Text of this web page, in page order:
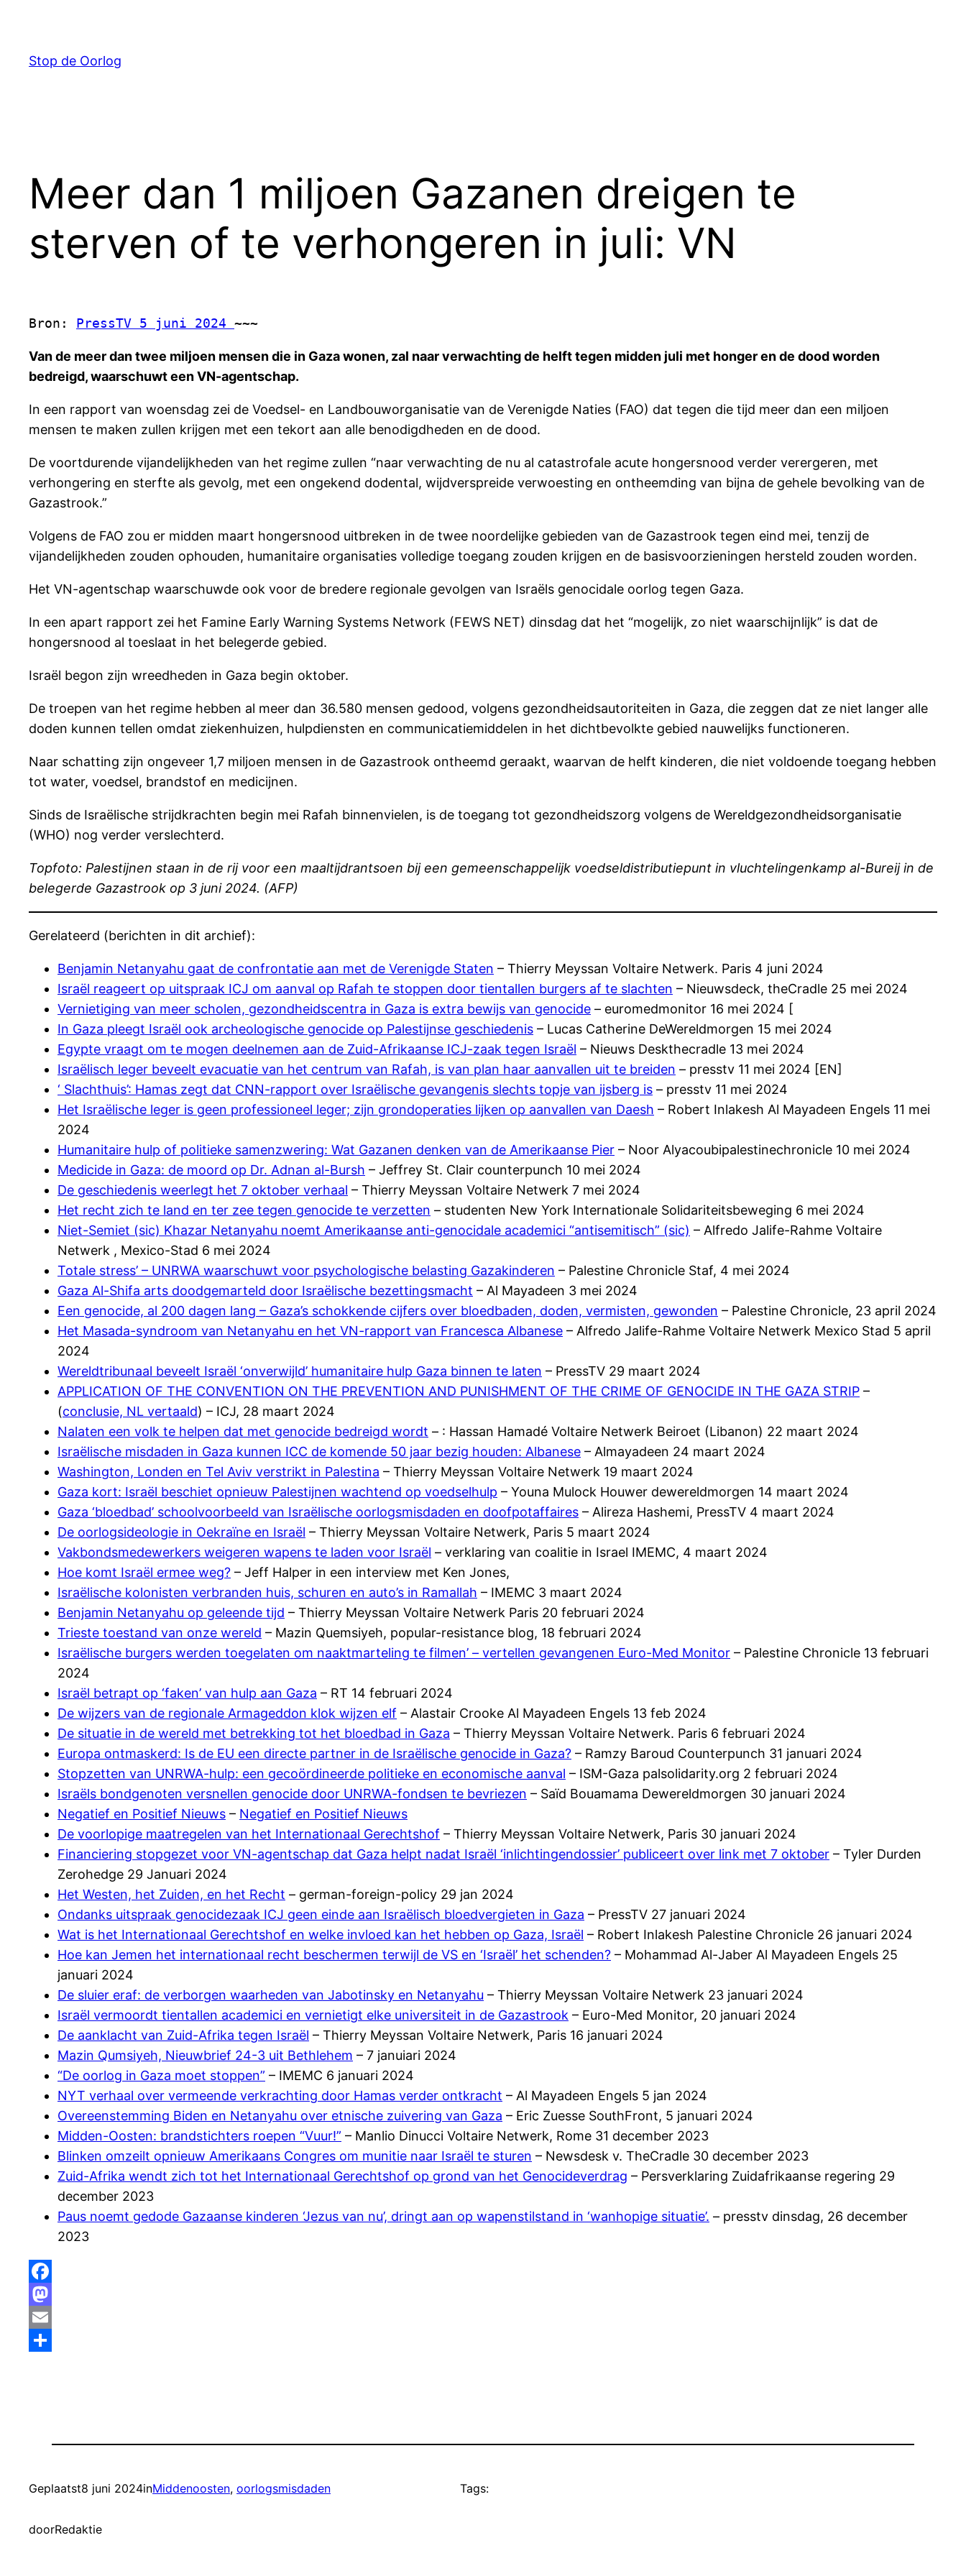
Stop de Oorlog
Meer dan 1 miljoen Gazanen dreigen te
sterven of te verhongeren in juli: VN
Bron: PressTV 5 juni 2024 ~~~
Van de meer dan twee miljoen mensen die in Gaza wonen, zal naar verwachting de helft tegen midden juli met honger en de dood worden
bedreigd, waarschuwt een VN-agentschap.
In een rapport van woensdag zei de Voedsel- en Landbouworganisatie van de Verenigde Naties (FAO) dat tegen die tijd meer dan een miljoen
mensen te maken zullen krijgen met een tekort aan alle benodigdheden en de dood.
De voortdurende vijandelijkheden van het regime zullen “naar verwachting de nu al catastrofale acute hongersnood verder verergeren, met
verhongering en sterfte als gevolg, met een ongekend dodental, wijdverspreide verwoesting en ontheemding van bijna de gehele bevolking van de
Gazastrook.”
Volgens de FAO zou er midden maart hongersnood uitbreken in de twee noordelijke gebieden van de Gazastrook tegen eind mei, tenzij de
vijandelijkheden zouden ophouden, humanitaire organisaties volledige toegang zouden krijgen en de basisvoorzieningen hersteld zouden worden.
Het VN-agentschap waarschuwde ook voor de bredere regionale gevolgen van Israëls genocidale oorlog tegen Gaza.
In een apart rapport zei het Famine Early Warning Systems Network (FEWS NET) dinsdag dat het “mogelijk, zo niet waarschijnlijk” is dat de
hongersnood al toeslaat in het belegerde gebied.
Israël begon zijn wreedheden in Gaza begin oktober.
De troepen van het regime hebben al meer dan 36.580 mensen gedood, volgens gezondheidsautoriteiten in Gaza, die zeggen dat ze niet langer alle
doden kunnen tellen omdat ziekenhuizen, hulpdiensten en communicatiemiddelen in het dichtbevolkte gebied nauwelijks functioneren.
Naar schatting zijn ongeveer 1,7 miljoen mensen in de Gazastrook ontheemd geraakt, waarvan de helft kinderen, die niet voldoende toegang hebben
tot water, voedsel, brandstof en medicijnen.
Sinds de Israëlische strijdkrachten begin mei Rafah binnenvielen, is de toegang tot gezondheidszorg volgens de Wereldgezondheidsorganisatie
(WHO) nog verder verslechterd.
Topfoto: Palestijnen staan in de rij voor een maaltijdrantsoen bij een gemeenschappelijk voedseldistributiepunt in vluchtelingenkamp al-Bureij in de
belegerde Gazastrook op 3 juni 2024. (AFP)
Gerelateerd (berichten in dit archief):
Benjamin Netanyahu gaat de confrontatie aan met de Verenigde Staten – Thierry Meyssan Voltaire Netwerk. Paris 4 juni 2024
Israël reageert op uitspraak ICJ om aanval op Rafah te stoppen door tientallen burgers af te slachten – Nieuwsdeck, theCradle 25 mei 2024
Vernietiging van meer scholen, gezondheidscentra in Gaza is extra bewijs van genocide – euromedmonitor 16 mei 2024 [
In Gaza pleegt Israël ook archeologische genocide op Palestijnse geschiedenis – Lucas Catherine DeWereldmorgen 15 mei 2024
Egypte vraagt om te mogen deelnemen aan de Zuid-Afrikaanse ICJ-zaak tegen Israël – Nieuws Deskthecradle 13 mei 2024
Israëlisch leger beveelt evacuatie van het centrum van Rafah, is van plan haar aanvallen uit te breiden – presstv 11 mei 2024 [EN]
‘ Slachthuis’: Hamas zegt dat CNN-rapport over Israëlische gevangenis slechts topje van ijsberg is – presstv 11 mei 2024
Het Israëlische leger is geen professioneel leger; zijn grondoperaties lijken op aanvallen van Daesh – Robert Inlakesh Al Mayadeen Engels 11 mei
2024
Humanitaire hulp of politieke samenzwering: Wat Gazanen denken van de Amerikaanse Pier – Noor Alyacoubipalestinechronicle 10 mei 2024
Medicide in Gaza: de moord op Dr. Adnan al-Bursh – Jeffrey St. Clair counterpunch 10 mei 2024
De geschiedenis weerlegt het 7 oktober verhaal – Thierry Meyssan Voltaire Netwerk 7 mei 2024
Het recht zich te land en ter zee tegen genocide te verzetten – studenten New York Internationale Solidariteitsbeweging 6 mei 2024
Niet-Semiet (sic) Khazar Netanyahu noemt Amerikaanse anti-genocidale academici “antisemitisch” (sic) – Alfredo Jalife-Rahme Voltaire
Netwerk , Mexico-Stad 6 mei 2024
Totale stress’ – UNRWA waarschuwt voor psychologische belasting Gazakinderen – Palestine Chronicle Staf, 4 mei 2024
Gaza Al-Shifa arts doodgemarteld door Israëlische bezettingsmacht – Al Mayadeen 3 mei 2024
Een genocide, al 200 dagen lang – Gaza’s schokkende cijfers over bloedbaden, doden, vermisten, gewonden – Palestine Chronicle, 23 april 2024
Het Masada-syndroom van Netanyahu en het VN-rapport van Francesca Albanese – Alfredo Jalife-Rahme Voltaire Netwerk Mexico Stad 5 april
2024
Wereldtribunaal beveelt Israël ‘onverwijld’ humanitaire hulp Gaza binnen te laten – PressTV 29 maart 2024
APPLICATION OF THE CONVENTION ON THE PREVENTION AND PUNISHMENT OF THE CRIME OF GENOCIDE IN THE GAZA STRIP –
(conclusie, NL vertaald) – ICJ, 28 maart 2024
Nalaten een volk te helpen dat met genocide bedreigd wordt – : Hassan Hamadé Voltaire Netwerk Beiroet (Libanon) 22 maart 2024
Israëlische misdaden in Gaza kunnen ICC de komende 50 jaar bezig houden: Albanese – Almayadeen 24 maart 2024
Washington, Londen en Tel Aviv verstrikt in Palestina – Thierry Meyssan Voltaire Netwerk 19 maart 2024
Gaza kort: Israël beschiet opnieuw Palestijnen wachtend op voedselhulp – Youna Mulock Houwer dewereldmorgen 14 maart 2024
Gaza ‘bloedbad’ schoolvoorbeeld van Israëlische oorlogsmisdaden en doofpotaffaires – Alireza Hashemi, PressTV 4 maart 2024
De oorlogsideologie in Oekraïne en Israël – Thierry Meyssan Voltaire Netwerk, Paris 5 maart 2024
Vakbondsmedewerkers weigeren wapens te laden voor Israël – verklaring van coalitie in Israel IMEMC, 4 maart 2024
Hoe komt Israël ermee weg? – Jeff Halper in een interview met Ken Jones,
Israëlische kolonisten verbranden huis, schuren en auto’s in Ramallah – IMEMC 3 maart 2024
Benjamin Netanyahu op geleende tijd – Thierry Meyssan Voltaire Netwerk Paris 20 februari 2024
Trieste toestand van onze wereld – Mazin Quemsiyeh, popular-resistance blog, 18 februari 2024
Israëlische burgers werden toegelaten om naaktmarteling te filmen’ – vertellen gevangenen Euro-Med Monitor – Palestine Chronicle 13 februari
2024
Israël betrapt op ‘faken’ van hulp aan Gaza – RT 14 februari 2024
De wijzers van de regionale Armageddon klok wijzen elf – Alastair Crooke Al Mayadeen Engels 13 feb 2024
De situatie in de wereld met betrekking tot het bloedbad in Gaza – Thierry Meyssan Voltaire Netwerk. Paris 6 februari 2024
Europa ontmaskerd: Is de EU een directe partner in de Israëlische genocide in Gaza? – Ramzy Baroud Counterpunch 31 januari 2024
Stopzetten van UNRWA-hulp: een gecoördineerde politieke en economische aanval – ISM-Gaza palsolidarity.org 2 februari 2024
Israëls bondgenoten versnellen genocide door UNRWA-fondsen te bevriezen – Saïd Bouamama Dewereldmorgen 30 januari 2024
Negatief en Positief Nieuws – Negatief en Positief Nieuws
De voorlopige maatregelen van het Internationaal Gerechtshof – Thierry Meyssan Voltaire Netwerk, Paris 30 januari 2024
Financiering stopgezet voor VN-agentschap dat Gaza helpt nadat Israël ‘inlichtingendossier’ publiceert over link met 7 oktober – Tyler Durden
Zerohedge 29 Januari 2024
Het Westen, het Zuiden, en het Recht – german-foreign-policy 29 jan 2024
Ondanks uitspraak genocidezaak ICJ geen einde aan Israëlisch bloedvergieten in Gaza – PressTV 27 januari 2024
Wat is het Internationaal Gerechtshof en welke invloed kan het hebben op Gaza, Israël – Robert Inlakesh Palestine Chronicle 26 januari 2024
Hoe kan Jemen het internationaal recht beschermen terwijl de VS en ‘Israël’ het schenden? – Mohammad Al-Jaber Al Mayadeen Engels 25
januari 2024
De sluier eraf: de verborgen waarheden van Jabotinsky en Netanyahu – Thierry Meyssan Voltaire Netwerk 23 januari 2024
Israël vermoordt tientallen academici en vernietigt elke universiteit in de Gazastrook – Euro-Med Monitor, 20 januari 2024
De aanklacht van Zuid-Afrika tegen Israël – Thierry Meyssan Voltaire Netwerk, Paris 16 januari 2024
Mazin Qumsiyeh, Nieuwbrief 24-3 uit Bethlehem – 7 januiari 2024
“De oorlog in Gaza moet stoppen” – IMEMC 6 januari 2024
NYT verhaal over vermeende verkrachting door Hamas verder ontkracht – Al Mayadeen Engels 5 jan 2024
Overeenstemming Biden en Netanyahu over etnische zuivering van Gaza – Eric Zuesse SouthFront, 5 januari 2024
Midden-Oosten: brandstichters roepen “Vuur!” – Manlio Dinucci Voltaire Netwerk, Rome 31 december 2023
Blinken omzeilt opnieuw Amerikaans Congres om munitie naar Israël te sturen – Newsdesk v. TheCradle 30 december 2023
Zuid-Afrika wendt zich tot het Internationaal Gerechtshof op grond van het Genocideverdrag – Persverklaring Zuidafrikaanse regering 29
december 2023
Paus noemt gedode Gazaanse kinderen ‘Jezus van nu’, dringt aan op wapenstilstand in ‘wanhopige situatie’. – presstv dinsdag, 26 december
2023
Facebook
Mastodon
Email
Geplaatst8 juni 2024inMiddenoosten, oorlogsmisdaden
doorRedaktie
Tags: